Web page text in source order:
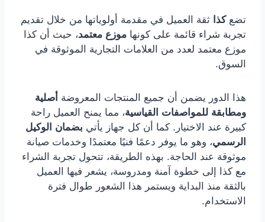
تضعكذا ثقة العميل في مقدمة أولوياتها من خلال تقديم
تجربة شراء قائمة على كونها موزع معتمد، حيث أن كذا
موزع معتمد لعدد من العلامات التجارية الموثوقة في
السوق.
هذا الدور يضمن أن جميع المنتجات المعروضة أصلية
ومطابقة للمواصفات القياسية، مما يمنح العميل راحة
كبيرة عند الاختيار. كما أن كل جهاز يأتي بضمان الوكيل
الرسمي، وهو ما يوفر دعمًا فنيًا معتمدًا وخدمات صيانة
موثوقة عند الحاجة. بهذه الطريقة، تتحول تجربة الشراء
مع كذا إلى خطوة آمنة ومدروسة، يشعر فيها العميل
بالثقة منذ البداية ويستمر هذا الشعور طوال فترة
الاستخدام.